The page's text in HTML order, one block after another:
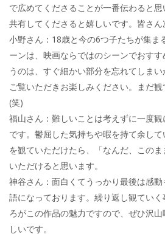
で広めてくださることが一番伝わると
共有してくださると嬉しいです。皆さん
小野さん：18歳と今の6つ子たちが集ま
ーンは、映画ならではのシーンでおす
うのは、すぐ細かい部分を忘れてしま
ご覧いただきお楽しみください。まだ観
(笑)
福山さん：難しいことは考えずに一度
です。鬱屈した気持ちや暇を持て余し
を観ていただけたら、「なんだ、この
いただけると思います。
神谷さん：面白くてうっかり最後は感
語になっております。繰り返し観てい
ろがこの作品の魅力ですので、ぜひ沢
しいです。